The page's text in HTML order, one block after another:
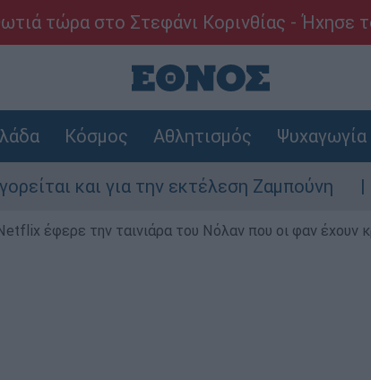
τώρα στο Στεφάνι Κορινθίας - Ήχησε
Κόσμος Αθλητισμός Ψυχαγωγία
για την εκτέλεση Ζαμπούνη
έφερε την ταινιάρα του Νόλαν που οι φαν έχουν